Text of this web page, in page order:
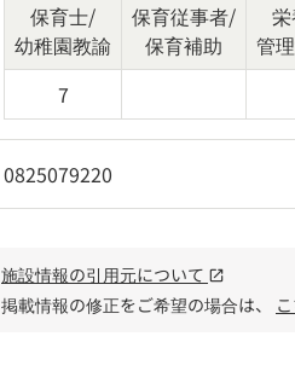
保育士/
幼稚園教諭
保育従事者/
保育補助
管
7
0825079220
施設情報の引用元について open_in_new
掲載情報の修正をご希望の場合は、